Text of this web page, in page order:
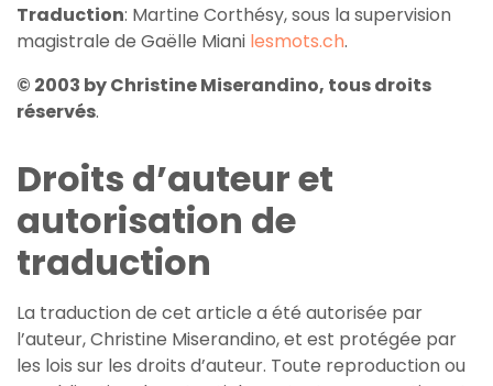
Traduction: Martine Corthésy, sous la supervision
magistrale de Gaëlle Miani lesmots.ch.
© 2003 by Christine Miserandino, tous droits
réservés.
Droits d’auteur et
autorisation de
traduction
La traduction de cet article a été autorisée par
l’auteur, Christine Miserandino, et est protégée par
les lois sur les droits d’auteur. Toute reproduction ou